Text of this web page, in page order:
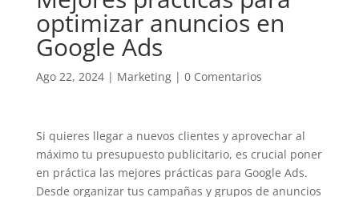
optimizar anuncios en
Google Ads
Ago 22, 2024| Marketing| 0 Comentarios
Si quieres llegar a nuevos clientes y aprovechar al
máximo tu presupuesto publicitario, es crucial poner
en práctica las mejores prácticas para Google Ads.
Desde organizar tus campañas y grupos de anuncios